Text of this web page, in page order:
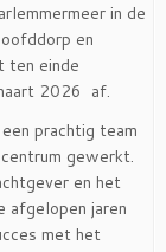
in de
en
ten einde
2026 af.
prachtig team
gewerkt.
en het
afgelopen jaren
met het